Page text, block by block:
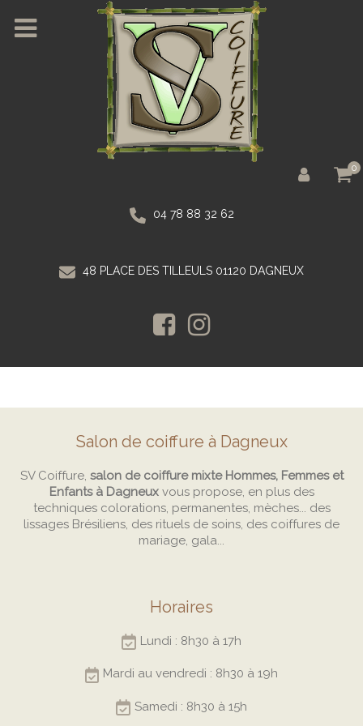
0
04 78 88 32 62
48 PLACE DES TILLEULS 01120 DAGNEUX
Salon de coiffure à Dagneux
SV Coiffure, salon de coiffure mixte Hommes, Femmes et
Enfants à Dagneuxvous propose, en plus des
techniques colorations, permanentes, mèches... des
lissages Brésiliens, des rituels de soins, des coiffures de
mariage, gala...
Horaires
Lundi : 8h30 à 17h
Mardi au vendredi : 8h30 à 19h
Samedi : 8h30 à 15h